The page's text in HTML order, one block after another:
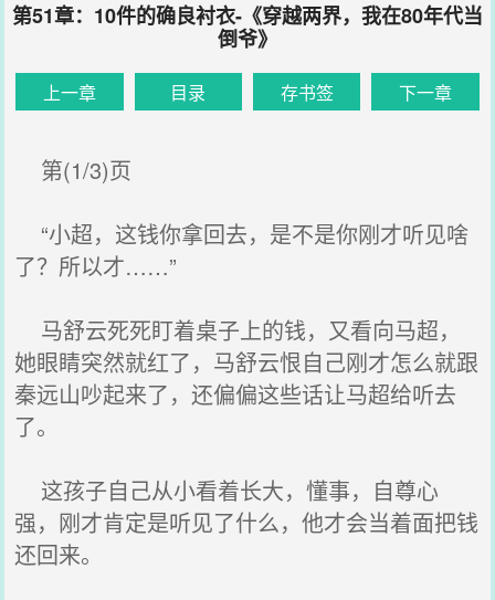
第51章：10件的确良衬衣-《穿越两界，我在80年代当
倒爷》
上一章 目录 存书签 下一章
第(1/3)页
“小超，这钱你拿回去，是不是你刚才听见啥
了？所以才……”
马舒云死死盯着桌子上的钱，又看向马超，
她眼睛突然就红了，马舒云恨自己刚才怎么就跟
秦远山吵起来了，还偏偏这些话让马超给听去
了。
这孩子自己从小看着长大，懂事，自尊心
强，刚才肯定是听见了什么，他才会当着面把钱
还回来。